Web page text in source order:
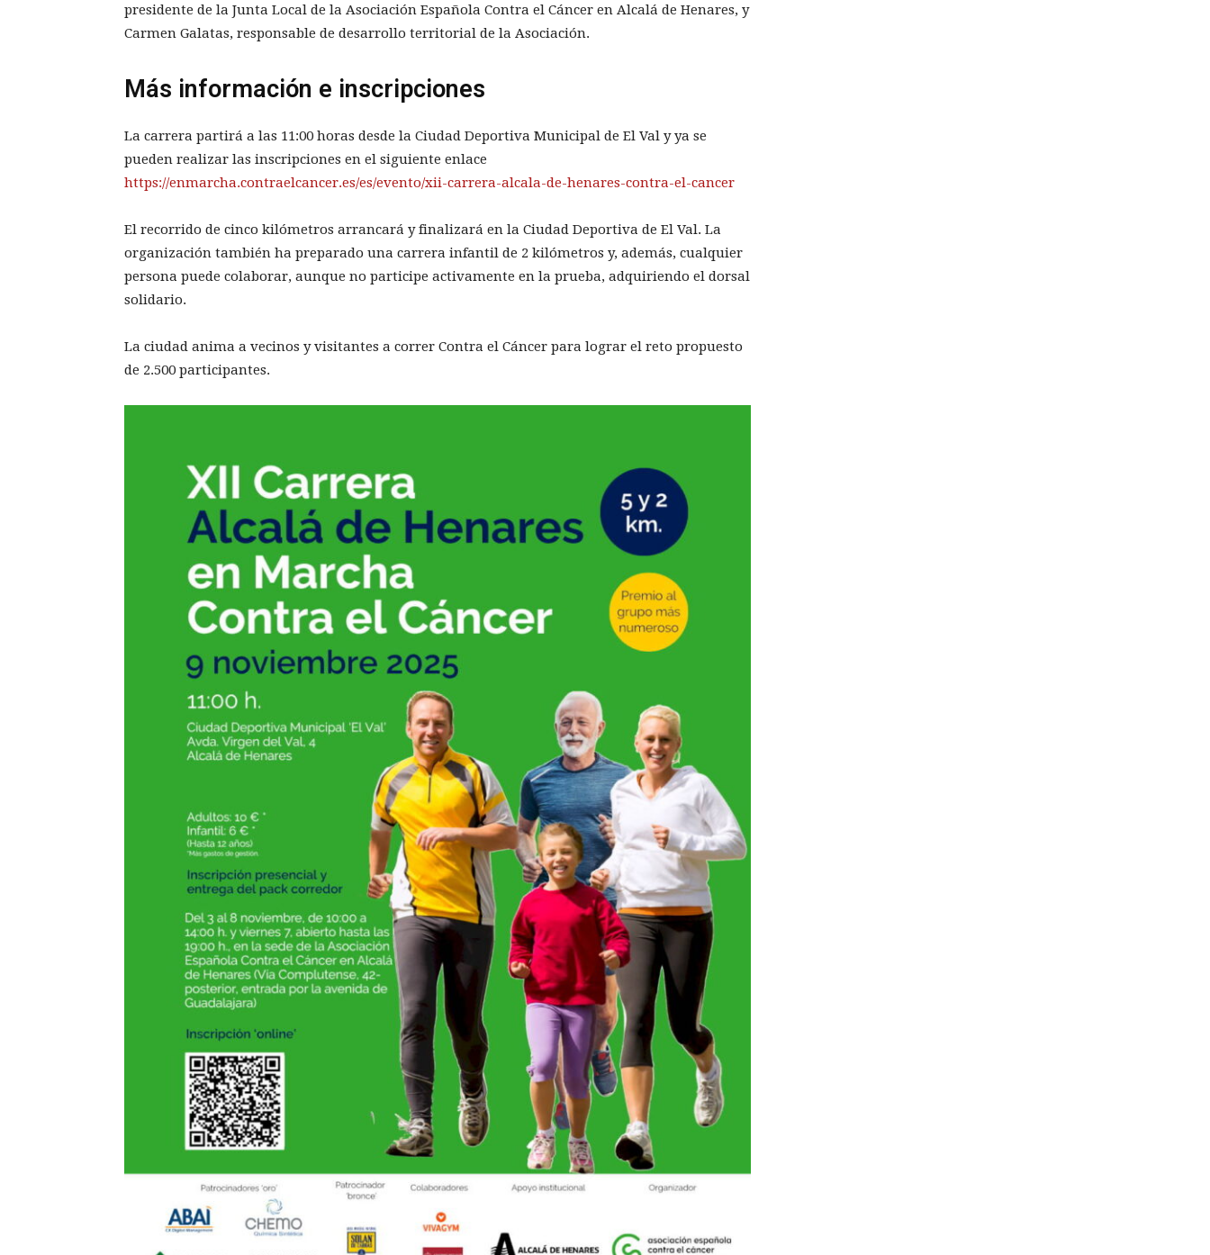
presidente de la Junta Local de la Asociación Española Contra el Cáncer en Alcalá de Henares, y
Carmen Galatas, responsable de desarrollo territorial de la Asociación.
Más información e inscripciones
La carrera partirá a las 11:00 horas desde la Ciudad Deportiva Municipal de El Val y ya se
pueden realizar las inscripciones en el siguiente enlace
https://enmarcha.contraelcancer.es/es/evento/xii-carrera-alcala-de-henares-contra-el-cancer
El recorrido de cinco kilómetros arrancará y finalizará en la Ciudad Deportiva de El Val. La
organización también ha preparado una carrera infantil de 2 kilómetros y, además, cualquier
persona puede colaborar, aunque no participe activamente en la prueba, adquiriendo el dorsal
solidario.
La ciudad anima a vecinos y visitantes a correr Contra el Cáncer para lograr el reto propuesto
de 2.500 participantes.